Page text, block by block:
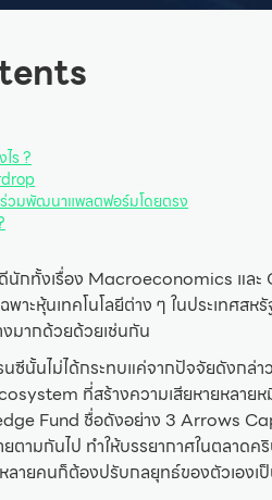
ร ?
วมพัฒนาแพลตฟอร์มโดยตรง
กทั้งเรื่อง Macroeconomics แล
าะหุ้นเทคโนโลยีต่าง ๆ ในประเทศส
มากด้วยด้วยเช่นกัน
นซีนั้นไม่ได้กระทบแค่จากปัจจัยดังกล่
ที่สร้างความเสียหายหลาย
Fund ชื่อดังอย่าง 3 Arrows
ตามกันไป ทำให้บรรยากาศในตลาดค
หลายคนก็ต้องปรับกลยุทธ์ของตัวเอง